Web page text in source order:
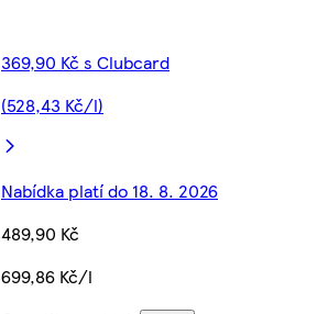
369,90 Kč s Clubcard
(528,43 Kč/l)
Nabídka platí do 18. 8. 2026
489,90 Kč
699,86 Kč/l